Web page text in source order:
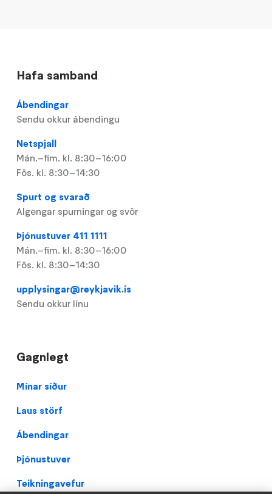
Hafa samband
Ábendingar
Sendu okkur ábendingu
Netspjall
Mán.–fim. kl. 8:30–16:00
Fös. kl. 8:30–14:30
Spurt og svarað
Algengar spurningar og svör
Þjónustuver 411 1111
Mán.–fim. kl. 8:30–16:00
Fös. kl. 8:30–14:30
upplysingar@reykjavik.is
Sendu okkur línu
Gagnlegt
Footer
Mínar síður
Laus störf
Ábendingar
Þjónustuver
Teikningavefur